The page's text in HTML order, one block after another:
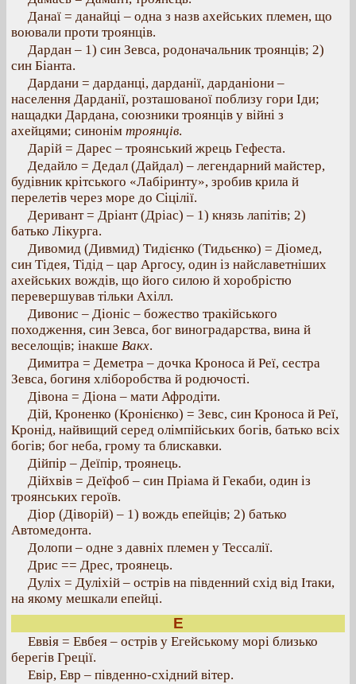
Данаї = данайці – одна з назв ахейських племен, що
воювали проти троянців.
Дардан – 1) син Зевса, родоначальник троянців; 2)
син Біанта.
Дардани = дарданці, дарданії, дарданіони –
населення Дарданії, розташованої поблизу гори Іди;
нащадки Дардана, союзники троянців у війні з
ахейцями; синонім троянців.
Дарій = Дарес – троянський жрець Гефеста.
Дедайло = Дедал (Дайдал) – легендарний майстер,
будівник крітського «Лабіринту», зробив крила й
перелетів через море до Сіцілії.
Деривант = Дріант (Дріас) – 1) князь лапітів; 2)
батько Лікурга.
Дивомид (Дивмид) Тидієнко (Тидьєнко) = Діомед,
син Тідея, Тідід – цар Аргосу, один із найславетніших
ахейських вождів, що його силою й хоробрістю
перевершував тільки Ахілл.
Дивонис – Діоніс – божество тракійського
походження, син Зевса, бог виноградарства, вина й
веселощів; інакше Вакх.
Димитра = Деметра – дочка Кроноса й Реї, сестра
Зевса, богиня хліборобства й родючості.
Дівона = Діона – мати Афродіти.
Дій, Кроненко (Кронієнко) = Зевс, син Кроноса й Реї,
Кронід, найвищий серед олімпійських богів, батько всіх
богів; бог неба, грому та блискавки.
Дійпір – Деїпір, троянець.
Дійхвів = Деїфоб – син Пріама й Гекаби, один із
троянських героїв.
Діор (Діворій) – 1) вождь епейців; 2) батько
Автомедонта.
Долопи – одне з давніх племен у Тессалії.
Дрис == Дрес, троянець.
Дуліх = Дуліхій – острів на південний схід від Ітаки,
на якому мешкали епейці.
Е
Еввія = Евбея – острів у Егейському морі близько
берегів Греції.
Евір, Евр – південно-східний вітер.